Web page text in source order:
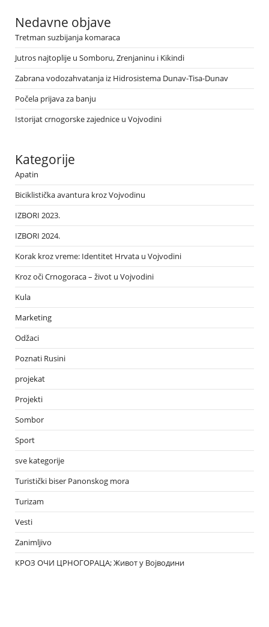
Nedavne objave
Tretman suzbijanja komaraca
Jutros najtoplije u Somboru, Zrenjaninu i Kikindi
Zabrana vodozahvatanja iz Hidrosistema Dunav-Tisa-Dunav
Počela prijava za banju
Istorijat crnogorske zajednice u Vojvodini
Kategorije
Apatin
Biciklistička avantura kroz Vojvodinu
IZBORI 2023.
IZBORI 2024.
Korak kroz vreme: Identitet Hrvata u Vojvodini
Kroz oči Crnogoraca – život u Vojvodini
Kula
Marketing
Odžaci
Poznati Rusini
projekat
Projekti
Sombor
Sport
sve kategorije
Turistički biser Panonskog mora
Turizam
Vesti
Zanimljivo
КРОЗ ОЧИ ЦРНОГОРАЦА; Живот у Војводини